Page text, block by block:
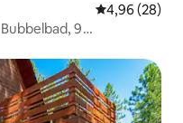
Gemiddelde
4,96 (28)
9